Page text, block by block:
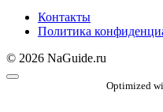
Контакты
Политика
© 2026 NaGuide.ru
Optimized